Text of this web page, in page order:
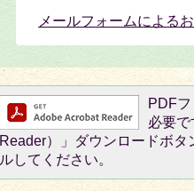
メールフォームによる
PDF
必要
Reader）」ダウンロードボ
ルしてください。